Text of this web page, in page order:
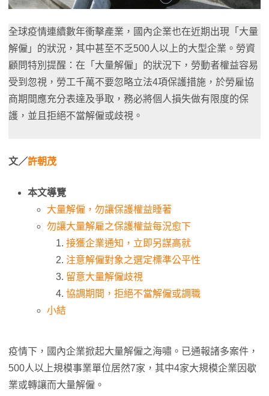
全球疫情連續數年衝擊產業，國內企業也在近期出現「大量
解僱」的狀況，其中甚至不乏500人以上的大型企業。勞資
顧問特別提醒：在「大量解僱」的狀況下，勞動者權益容易
受到忽視，勞工千萬不要忽略立法4項保護措施，於勞雇協
商期間應充分表達及爭取，務必將個人損失做有限度的保
護，並且拒絕不當解僱或歧視。
文／許朝茂
本文導覽
大量解僱，勿讓保護權益睡著
勿讓大量解雇之保護權益每況愈下
接獲企業通知，立即另謀高就
注意解僱對象之選定標準公平性
留意大量解僱歧視
協調期間，拒絕不當解僱或調職
小結
疫情下，國內企業掀起大量解僱之海嘯。已通報諸多案件，
500人以上規模事業單位居然7家，其中4家大規模企業因歇
業或轉讓而大量解僱。